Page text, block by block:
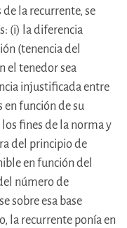
la recurrente, se
(i) la diferencia
(tenencia del
el tenedor sea
injustificada entre
en función de su
fines de la norma y
del principio de
en función del
número de
sobre esa base
la recurrente ponía en